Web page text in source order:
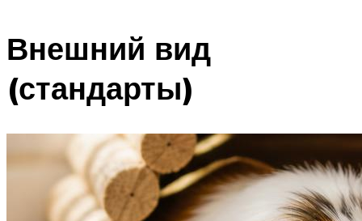
Внешний вид
(стандарты)